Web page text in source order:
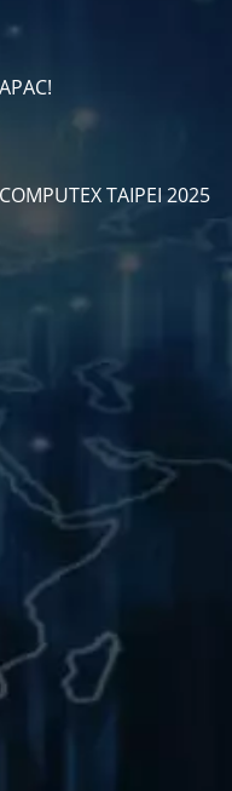
TAIPEI 2025